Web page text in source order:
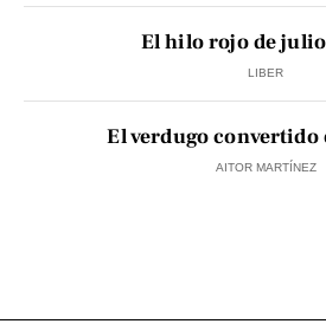
El hilo rojo de
LIBER
El verdugo
AITOR MARTÍNEZ